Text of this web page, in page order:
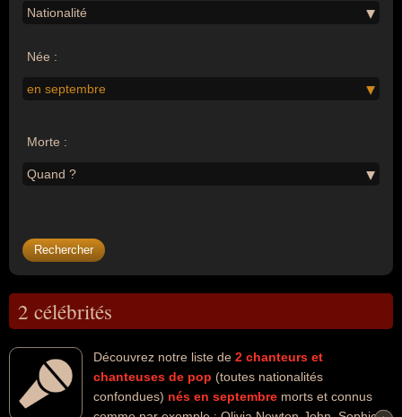
Nationalité
Née :
en septembre
Morte :
Quand ?
2 célébrités
Découvrez notre liste de 2 chanteurs et
chanteuses de pop (toutes nationalités
confondues) nés en septembre morts et connus